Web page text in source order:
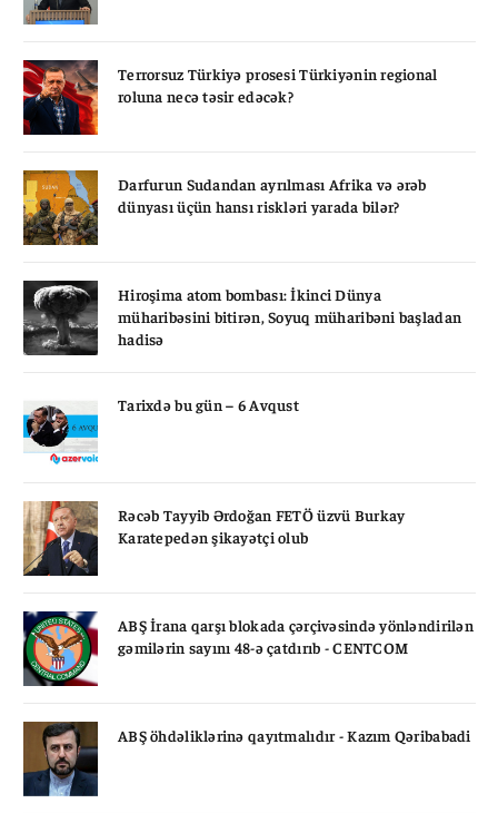
Terrorsuz Türkiyə prosesi Türkiyənin regional
roluna necə təsir edəcək?
Darfurun Sudandan ayrılması Afrika və ərəb
dünyası üçün hansı riskləri yarada bilər?
Hiroşima atom bombası: İkinci Dünya
müharibəsini bitirən, Soyuq müharibəni başladan
hadisə
Tarixdə bu gün – 6 Avqust
Rəcəb Tayyib Ərdoğan FETÖ üzvü Burkay
Karatepedən şikayətçi olub
ABŞ İrana qarşı blokada çərçivəsində yönləndirilən
gəmilərin sayını 48-ə çatdırıb - CENTCOM
ABŞ öhdəliklərinə qayıtmalıdır - Kazım Qəribabadi